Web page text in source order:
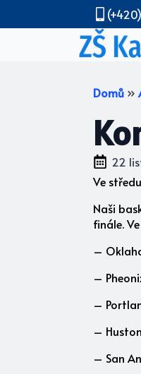
Domů »
22
Ve
Naši
finále.
–
–
–
–
– San